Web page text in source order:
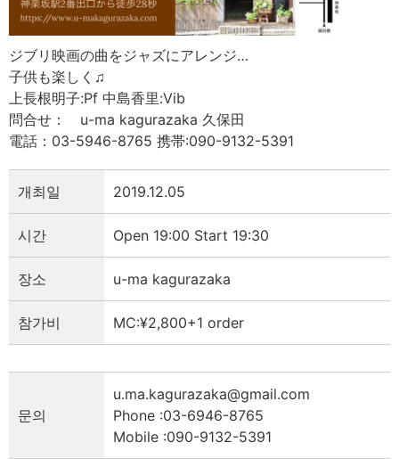
ジブリ映画の曲をジャズにアレンジ…
子供も楽しく♫
上長根明子:Pf 中島香里:Vib
問合せ： u-ma kagurazaka 久保田
電話：03-5946-8765 携帯:090-9132-5391
개최일 2019.12.05
시간 Open 19:00 Start 19:30
장소 u-ma kagurazaka
참가비 MC:¥2,800+1 order
문의
u.ma.kagurazaka@gmail.com
Phone :03-6946-8765
Mobile :090-9132-5391